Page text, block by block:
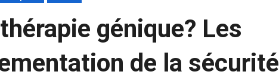
génique? Les
de la sécurité